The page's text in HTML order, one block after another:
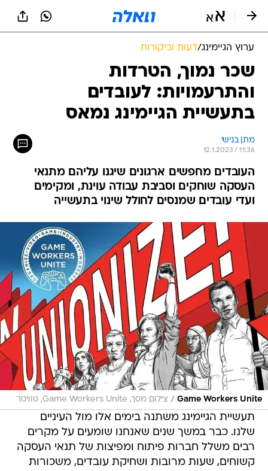
ערוץ הגיימינג/דעות וביקורות
שכר נמוך, הטרדות
והתרעמויות: לעובדים
בתעשיית הגיימינג נמאס
מתן בנישי
12.1.2023 / 11:36
העובדים מחפשים ארגונים שיגנו עליהם מתנאי
העסקה שוחקים וסביבת עבודה עוינת, ומקימים
ועדי עובדים שמנסים לחולל שינוי בתעשייה
Game Workers Unite
/ צילום מסך, Game Workers Unite, טוויטר
תעשיית הגיימינג משתנה בימים אלו מול העיניים
שלנו. כבר במשך שנים שאנחנו שומעים על מקרים
רבים משלל חברות פיתוח ומפיצות של תנאי העסקה
קשוחים, שעות מרובות ושחיקת עובדים, משכורות